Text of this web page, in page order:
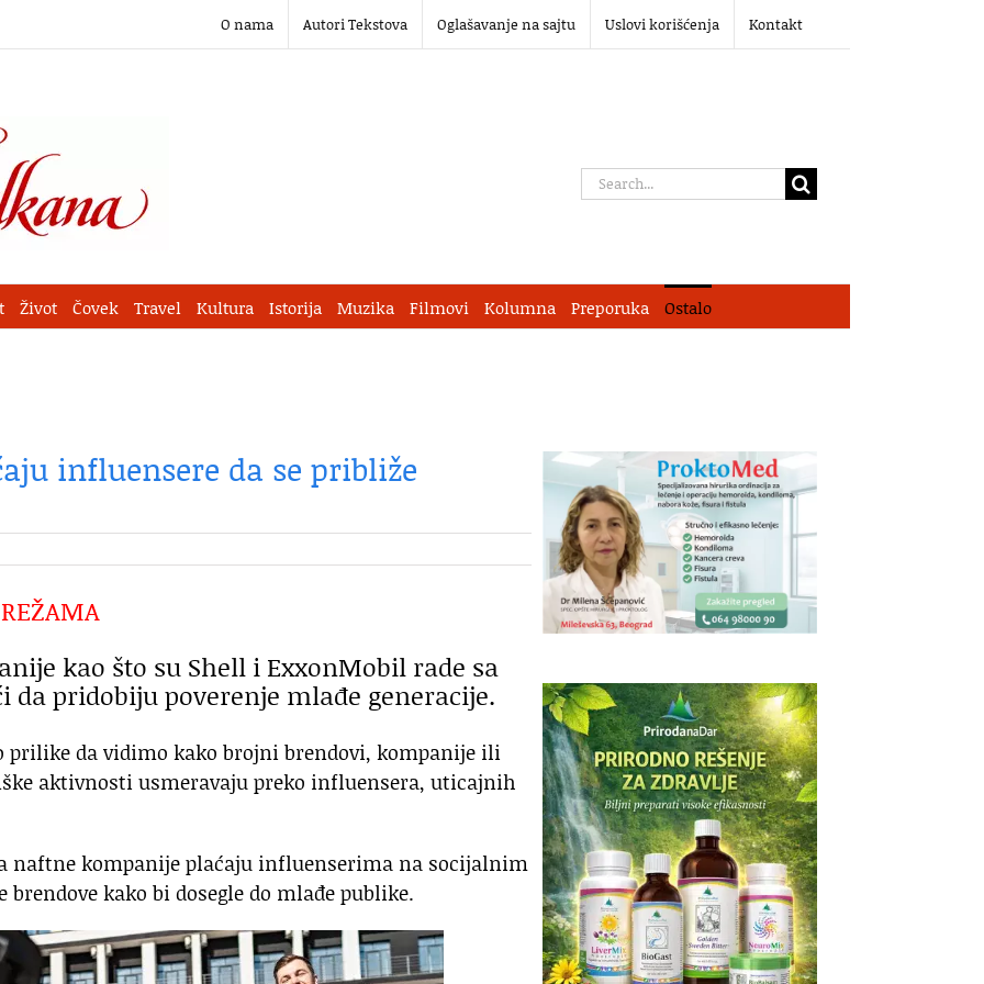
O nama Autori Tekstova Oglašavanje na sajtu Uslovi korišćenja Kontakt
Search
Život Čovek Travel Kultura Istorija Muzika Filmovi Kolumna Preporuka Ostalo
influensere da se približe
kao što su Shell i ExxonMobil rade sa
pridobiju poverenje mlađe generacije.
prilike da vidimo kako brojni brendovi, kompanije ili
aktivnosti usmeravaju preko influensera, uticajnih
naftne kompanije plaćaju influenserima na socijalnim
kako bi dosegle do mlađe publike.